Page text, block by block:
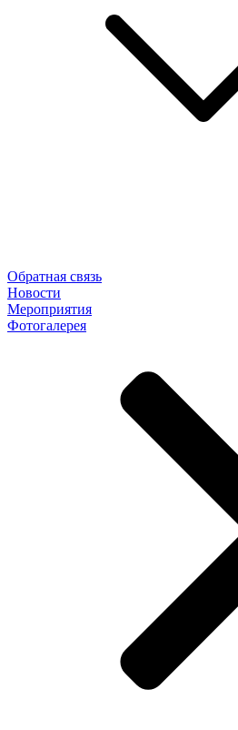
Обратная связь
Новости
Мероприятия
Фотогалерея